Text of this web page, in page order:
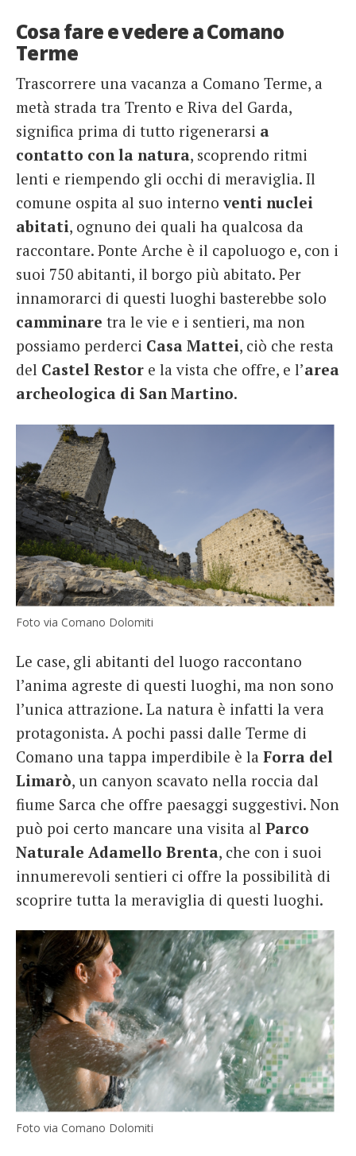
Cosa fare e vedere a Comano
Terme
Trascorrere una vacanza a Comano Terme, a
metà strada tra Trento e Riva del Garda,
significa prima di tutto rigenerarsi a
contatto con la natura, scoprendo ritmi
lenti e riempendo gli occhi di meraviglia. Il
comune ospita al suo internoventi nuclei
abitati, ognuno dei quali ha qualcosa da
raccontare. Ponte Arche è il capoluogo e, con i
suoi 750 abitanti, il borgo più abitato. Per
innamorarci di questi luoghi basterebbe solo
camminare tra le vie e i sentieri, ma non
possiamo perderci Casa Mattei, ciò che resta
del Castel Restor e la vista che offre, e l’area
archeologica di San Martino.
Foto via Comano Dolomiti
Le case, gli abitanti del luogo raccontano
l’anima agreste di questi luoghi, ma non sono
l’unica attrazione. La natura è infatti la vera
protagonista. A pochi passi dalle Terme di
Comano una tappa imperdibile è la Forra del
Limarò, un canyon scavato nella roccia dal
fiume Sarca che offre paesaggi suggestivi. Non
può poi certo mancare una visita al Parco
Naturale Adamello Brenta, che con i suoi
innumerevoli sentieri ci offre la possibilità di
scoprire tutta la meraviglia di questi luoghi.
Foto via Comano Dolomiti